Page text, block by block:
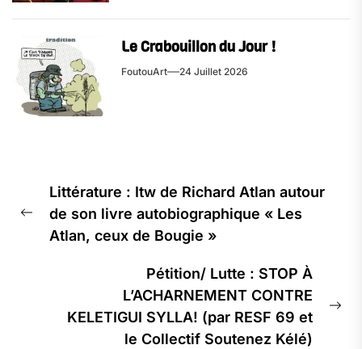
Le Crabouillon du Jour !
FoutouArt 24 Juillet 2026
de
l’article
Previous
post:
Littérature : Itw de Richard Atlan autour
de son livre autobiographique « Les
Atlan, ceux de Bougie »
Pétition/ Lutte : STOP À
L’ACHARNEMENT CONTRE
KELETIGUI SYLLA! (par RESF 69 et
le Collectif Soutenez Kélé)